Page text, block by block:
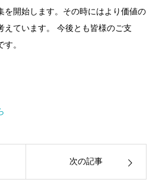
を開始します。その時にはより価値の
えています。 今後とも皆様のご支
。
次の記事